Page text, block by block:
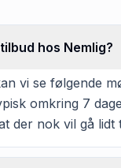
hos Nemlig?
vi se følgende
omkring 7
der nok vil gå